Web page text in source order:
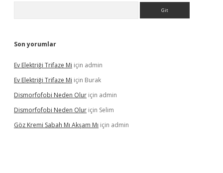
Son yorumlar
Ev Elektriği Trifaze Mi için admin
Ev Elektriği Trifaze Mi için Burak
Dismorfofobi Neden Olur için admin
Dismorfofobi Neden Olur için Selim
Göz Kremi Sabah Mı Akşam Mı için admin